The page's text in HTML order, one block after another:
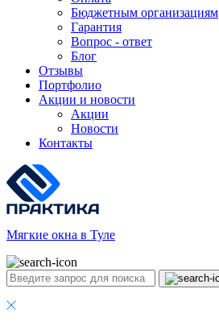
Бюджетным организациям
Гарантия
Вопрос - ответ
Блог
Отзывы
Портфолио
Акции и новости
Акции
Новости
Контакты
Мягкие окна в Туле